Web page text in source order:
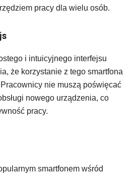
pracy dla wielu osób.
i intuicyjnego interfejsu
że korzystanie z tego smartfona
nie muszą poświęcać
nowego urządzenia, co
pracy.
smartfonem wśród